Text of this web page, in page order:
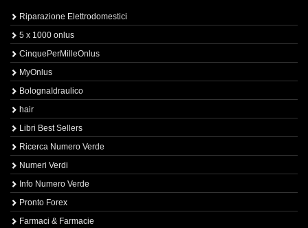
Riparazione Elettrodomestici
5 x 1000 onlus
CinquePerMilleOnlus
MyOnlus
BolognaIdraulico
hair
Libri Best Sellers
Ricerca Numero Verde
Numeri Verdi
Info Numero Verde
Pronto Forex
Farmaci & Farmacie